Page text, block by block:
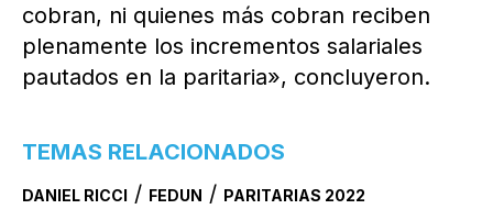
cobran, ni quienes más cobran reciben
plenamente los incrementos salariales
pautados en la paritaria», concluyeron.
TEMAS RELACIONADOS
DANIEL RICCI / FEDUN / PARITARIAS 2022